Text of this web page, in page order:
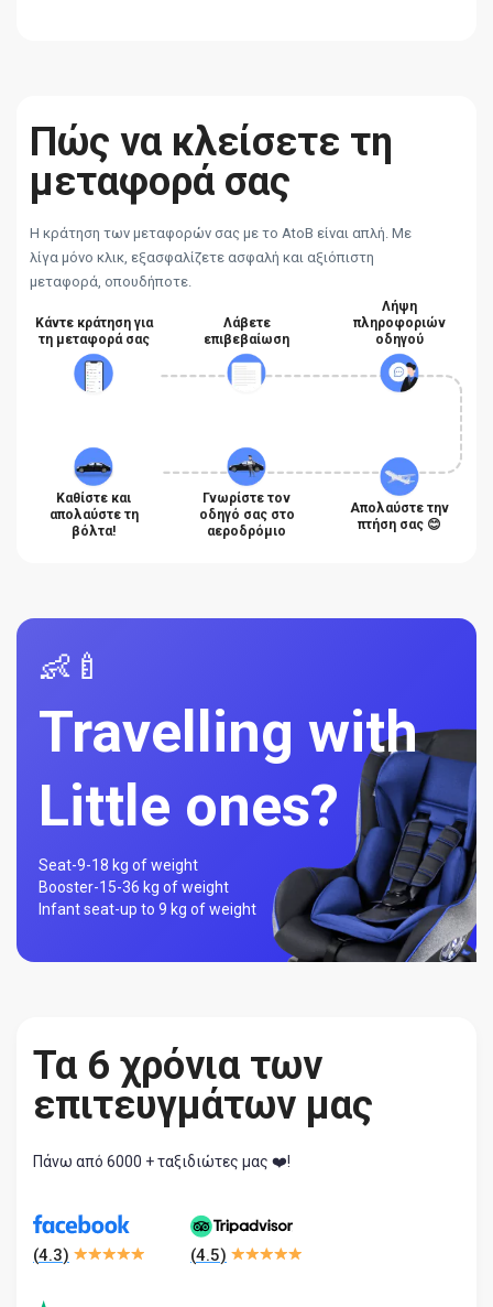
Πώς να κλείσετε τη
μεταφορά σας
Η κράτηση των μεταφορών σας με το AtoB είναι απλή. Με
λίγα μόνο κλικ, εξασφαλίζετε ασφαλή και αξιόπιστη
μεταφορά, οπουδήποτε.
Κάντε κράτηση για
τη μεταφορά σας
Λάβετε
επιβεβαίωση
Λήψη
πληροφοριών
οδηγού
Καθίστε και
απολαύστε τη
βόλτα!
Γνωρίστε τον
οδηγό σας στο
αεροδρόμιο
Απολαύστε την
πτήση σας 😊
👶🍼
Travelling with
Little ones?
Seat-9-18 kg of weight
Booster-15-36 kg of weight
Infant seat-up to 9 kg of weight
Τα 6 χρόνια των
επιτευγμάτων μας
Πάνω από 6000 + ταξιδιώτες μας ❤️!
(4.3) (4.5)